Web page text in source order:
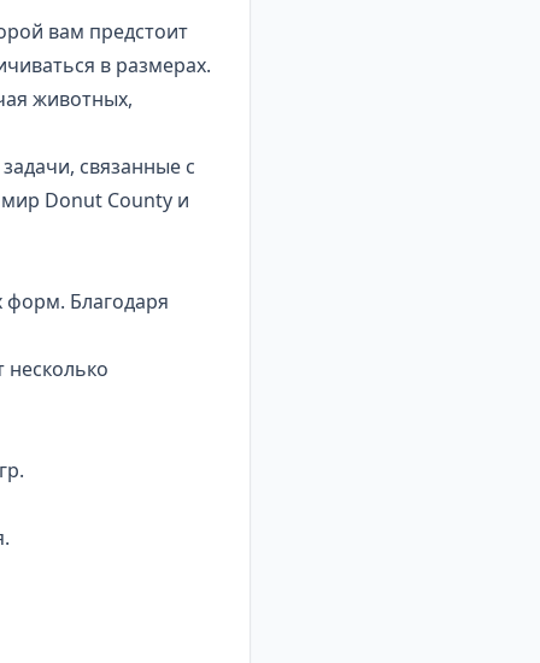
вам предстоит
в размерах.
животных,
связанные с
Donut County и
форм. Благодаря